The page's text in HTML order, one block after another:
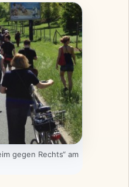
gegen Rechts“ am